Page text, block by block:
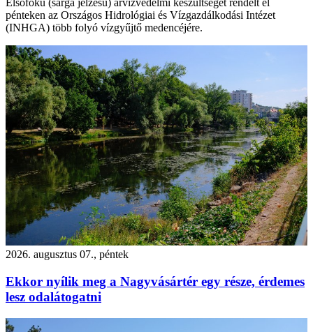
pénteken az Országos Hidrológiai és Vízgazdálkodási Intézet
(INHGA) több folyó vízgyűjtő medencéjére.
2026. augusztus 07., péntek
Ekkor nyílik meg a Nagyvásártér egy része, érdemes
lesz odalátogatni